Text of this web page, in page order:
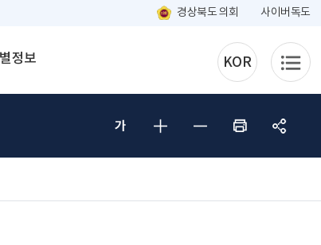
경상북도 의회 사이버독도
정보 KOR